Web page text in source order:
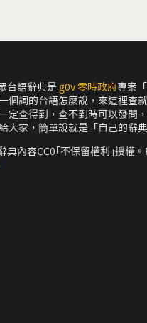
台語辭典是 g0v 零時政府專案
個詞的台語怎麼說，來這裡查
定查得到，查不到時可以發問
大家，簡單說就是「自己的辭
典內容CC0｢不保留權利｣授權